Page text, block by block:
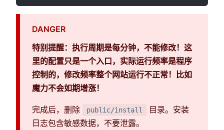
DANGER
特别提醒：执行周期是每分钟，不能修改！这
里的配置只是一个入口，实际运行频率是程序
控制的，修改频率整个网站运行不正常！比如
魔力不会如期增涨！
完成后，删除 public/install
目录。安装
日志包含敏感数据，不要泄露。